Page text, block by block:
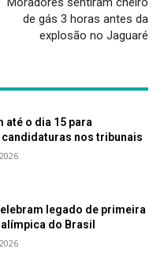
de gás 3 horas antes da
explosão no Jaguaré
até o dia 15 para
nos tribunais
legado de primeira
do Brasil